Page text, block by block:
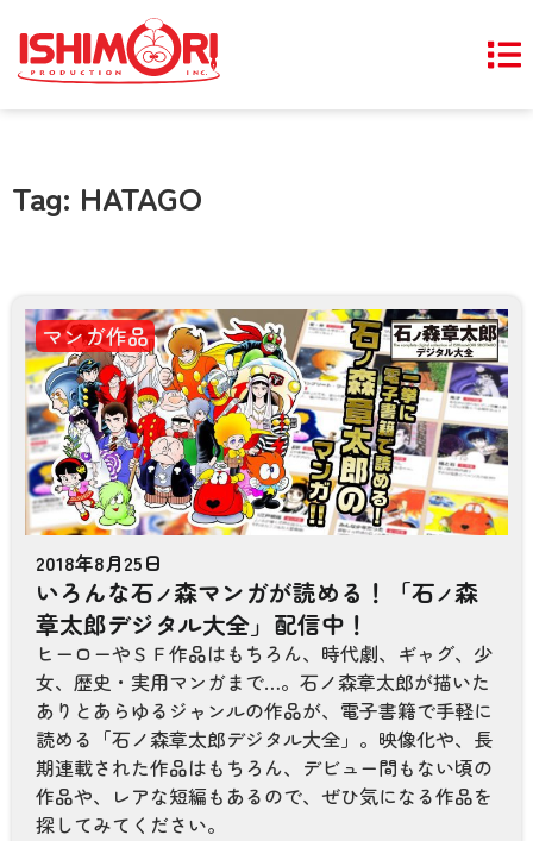
Tag: HATAGO
マンガ作品
2018年8月25日
いろんな石ノ森マンガが読める！「石ノ森
章太郎デジタル大全」配信中！
ヒーローやＳＦ作品はもちろん、時代劇、ギャグ、少
女、歴史・実用マンガまで…。石ノ森章太郎が描いた
ありとあらゆるジャンルの作品が、電子書籍で手軽に
読める「石ノ森章太郎デジタル大全」。映像化や、長
期連載された作品はもちろん、デビュー間もない頃の
作品や、レアな短編もあるので、ぜひ気になる作品を
探してみてください。